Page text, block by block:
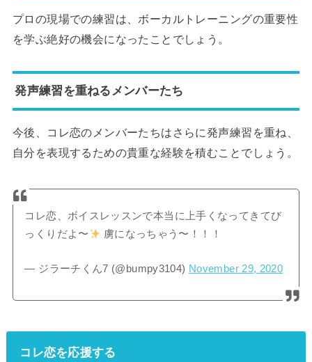
プロの現場での練習は、ボーカルトレーニングの重要性
を学ぶ絶好の機会になったことでしょう。
発声練習を重ねるメンバーたち
今後、コレ恋のメンバーたちはさらに発声練習を重ね、
自分を表現するための貴重な経験を積むことでしょう。
コレ恋、ボイスレッスンで本当に上手くなってきてび
っくりだよ〜
虜になっちゃう〜！！！
— ジラーチくん7 (@bumpy3104) November 29, 2020
コレ恋を応援する